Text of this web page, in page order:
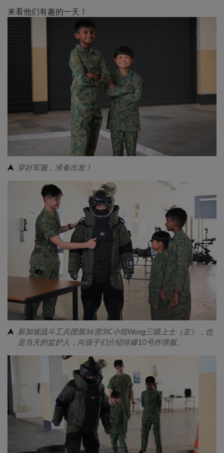
来看他们有趣的一天！
穿好军服，准备出发！
新加坡战斗工兵团第36营3IC小组Wong三级上士（左），也
是当天的监护人，向孩子们介绍排爆10号炸弹服。